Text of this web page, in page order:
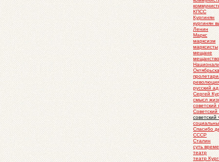
КПСС
Кургинян
кургинян
Ленин
Маркс
марксизм
марксисты
мещане
мещанство
революция
русский ад
Сергей
смысл
советский
советский
Спасибо
СССР
Сталин
суть
театр
театр